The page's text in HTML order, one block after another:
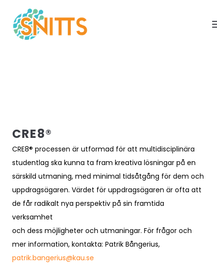
CRE8®
CRE8® processen är utformad för att multidisciplinära
studentlag ska kunna ta fram kreativa lösningar på en
särskild utmaning, med minimal tidsåtgång för dem och
uppdragsägaren. Värdet för uppdragsägaren är ofta att
de får radikalt nya perspektiv på sin framtida
verksamhet
och dess möjligheter och utmaningar. För frågor och
mer information, kontakta: Patrik Bångerius,
patrik.bangerius@kau.se